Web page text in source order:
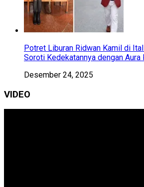
Potret Liburan Ridwan Kamil di
Soroti Kedekatannya dengan Aura
Desember 24, 2025
VIDEO